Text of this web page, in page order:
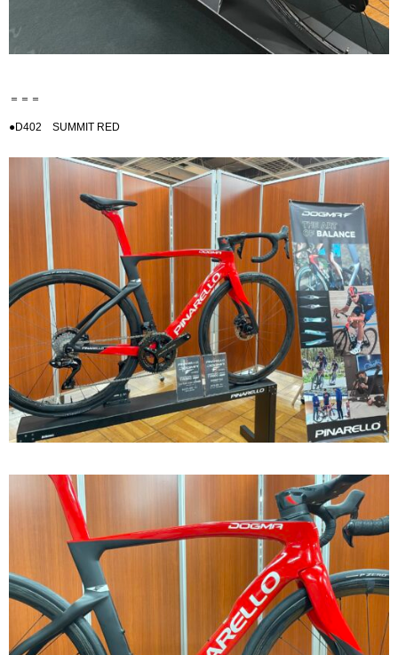
＝＝＝
●D402 SUMMIT RED